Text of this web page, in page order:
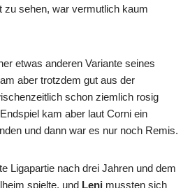
sehen, war vermutlich kaum
etwas anderen Variante seines
aber trotzdem gut aus der
schon ziemlich rosig
kam aber laut Corni ein
und dann war es nur noch Remis.
Ligapartie nach drei Jahren und dem
spielte, und Leni mussten sich